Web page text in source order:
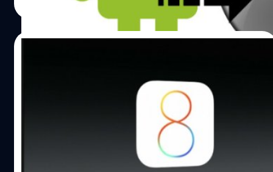
iOS 8 ในงาน WWDC 14 !
ใน WWDC 14 ของ Apple นอกจากจะเปิดตัว OS X ตัวใหม่
อย่าง "Yosemite" ตามคาดแล้ว ยังมีการเปิดตัว iOS ตัวใหม่